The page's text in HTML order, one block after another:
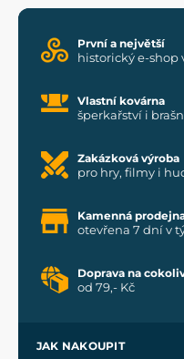
První a největší
historický e-shop
Vlastní kovárna
šperkařství i
Zakázková výroba
pro hry, filmy i
Kamenná
otevřena 7 dní v
Doprava na
od 79,- Kč
JAK NAKOUPIT